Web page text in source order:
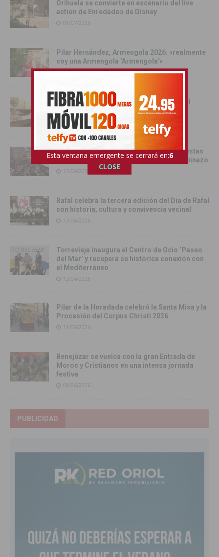
Orihuela se convierte en escenario del live
action de Enredados de Disney
01/07/2026
Pilar Hernández, Armengola 2026: «realmente
soy una Armengola ‘Armengola'»
29/06/2026
Las senadoras de la Vega Baja acercan el
Senado a la comarca
17/06/2026
Catral da el pistoletazo de salida a las fiestas
de San Juan 2026 con el Festival del Chupinazo
13/06/2026
Rafal celebra la tercera edición del Día de Rafal
con historia, cultura y convivencia vecinal
13/06/2026
Torrevieja inaugura el Centro de Ocio ‘Paseo
del Mar’ y recupera su histórica conexión con
el Mediterráneo
12/06/2026
Pilar de la Horadada celebró la Santa Misa y la
Procesión del Corpus Christi 2026
11/06/2026
Benejúzar se vuelca con la gran Entrada de
Moros y Cristianos en una intensa jornada
festiva
09/06/2026
PUBLICIDAD
Esta ventana emergente se cerrará en:4
CLOSE